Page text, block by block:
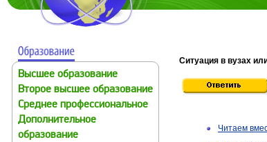
Высшее образование
Второе высшее образование
Среднее профессиональное
Дополнительное
образование
Ситуация в вузах
Читаем